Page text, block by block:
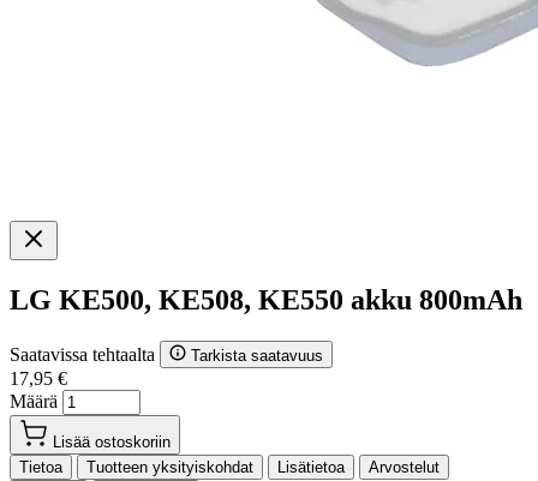
LG KE500, KE508, KE550 akku 800mAh
Saatavissa tehtaalta Tarkista saatavuus
17,95 €
Määrä
Lisää ostoskoriin
Tietoa
Tuotteen yksityiskohdat Lisätietoa
Arvostelut